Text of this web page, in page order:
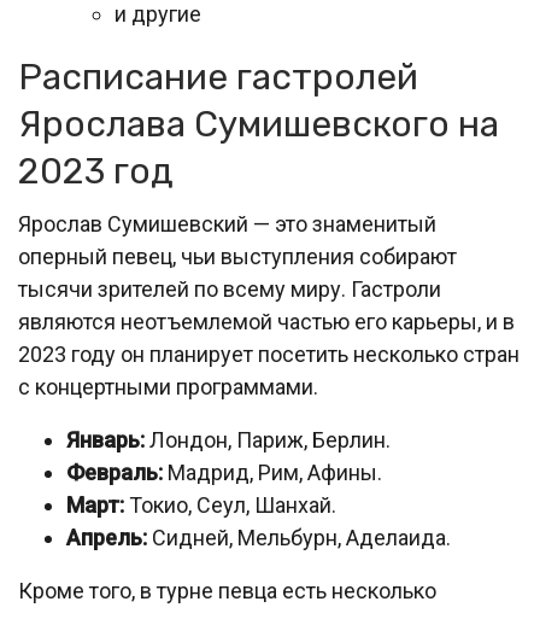
и другие
Расписание гастролей
Ярослава Сумишевского на
2023 год
Ярослав Сумишевский — это знаменитый
оперный певец, чьи выступления собирают
тысячи зрителей по всему миру. Гастроли
являются неотъемлемой частью его карьеры, и в
2023 году он планирует посетить несколько стран
с концертными программами.
Январь:Лондон, Париж, Берлин.
Февраль: Мадрид, Рим, Афины.
Март:Токио, Сеул, Шанхай.
Апрель: Сидней, Мельбурн, Аделаида.
Кроме того, в турне певца есть несколько